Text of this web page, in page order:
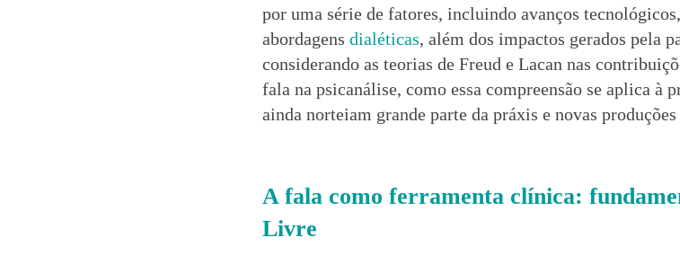
por uma série de fatores, incluindo avanços
abordagens dialéticas, além dos impactos gerados pela
considerando as teorias de Freud e Lacan nas
fala na psicanálise, como essa compreensão se aplica à
ainda norteiam grande parte da práxis e novas
A fala como ferramenta clínica:
Livre